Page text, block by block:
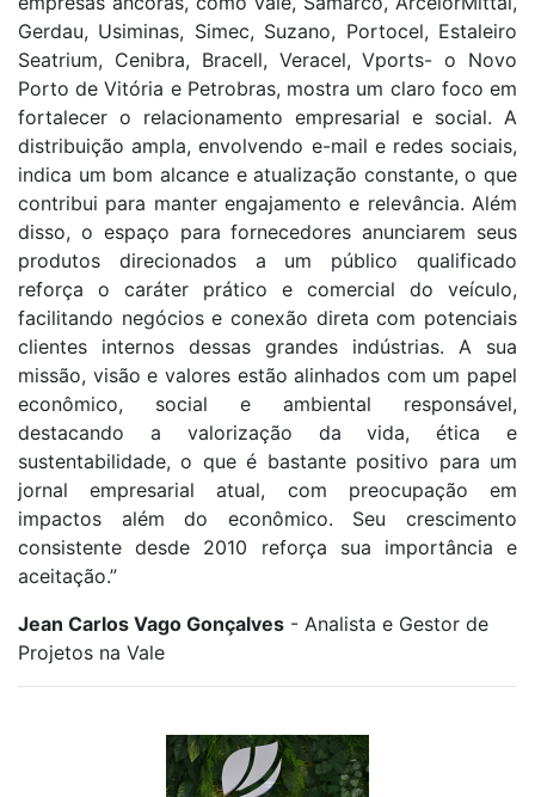
Gerdau, Usiminas, Simec, Suzano, Portocel, Estaleiro
Seatrium, Cenibra, Bracell, Veracel, Vports- o Novo
Porto de Vitória e Petrobras, mostra um claro foco em
fortalecer o relacionamento empresarial e social. A
distribuição ampla, envolvendo e-mail e redes sociais,
indica um bom alcance e atualização constante, o que
contribui para manter engajamento e relevância. Além
disso, o espaço para fornecedores anunciarem seus
produtos direcionados a um público qualificado
reforça o caráter prático e comercial do veículo,
facilitando negócios e conexão direta com potenciais
clientes internos dessas grandes indústrias. A sua
missão, visão e valores estão alinhados com um papel
econômico, social e ambiental responsável,
destacando a valorização da vida, ética e
sustentabilidade, o que é bastante positivo para um
jornal empresarial atual, com preocupação em
impactos além do econômico. Seu crescimento
consistente desde 2010 reforça sua importância e
aceitação.”
Jean Carlos Vago Gonçalves - Analista e Gestor de
Projetos na Vale